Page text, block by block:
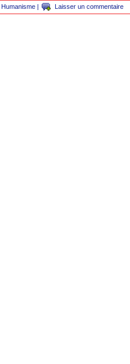
Humanisme | Laisser un commentaire